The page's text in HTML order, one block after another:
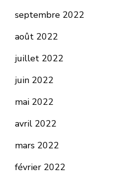
septembre 2022
août 2022
juillet 2022
juin 2022
mai 2022
avril 2022
mars 2022
février 2022